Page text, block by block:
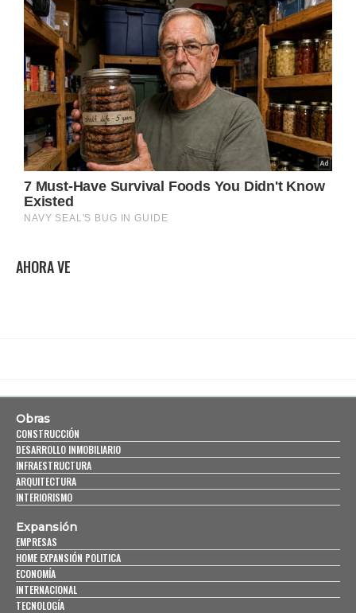
AHORA VE
Obras
CONSTRUCCIÓN
DESARROLLO INMOBILIARIO
INFRAESTRUCTURA
ARQUITECTURA
INTERIORISMO
Expansión
EMPRESAS
HOME EXPANSIÓN POLITICA
ECONOMÍA
INTERNACIONAL
TECNOLOGÍA